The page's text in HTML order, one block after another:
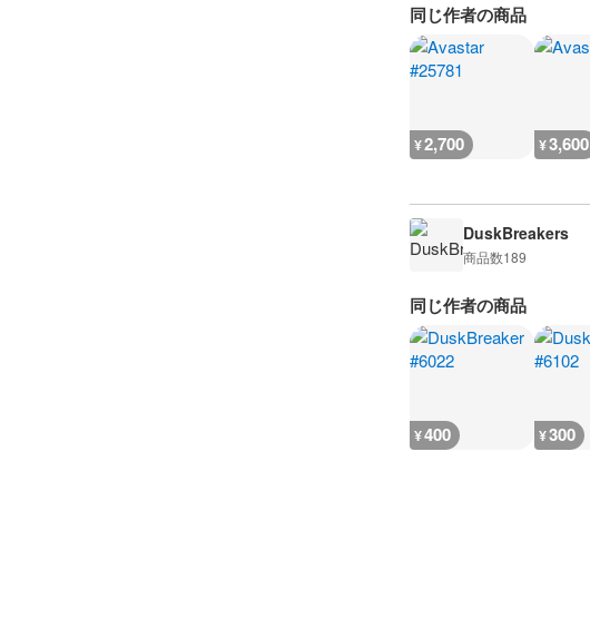
同じ作者の商品
¥2,700 ¥3,600
DuskBreakers
商品数189
同じ作者の商品
¥400 ¥300